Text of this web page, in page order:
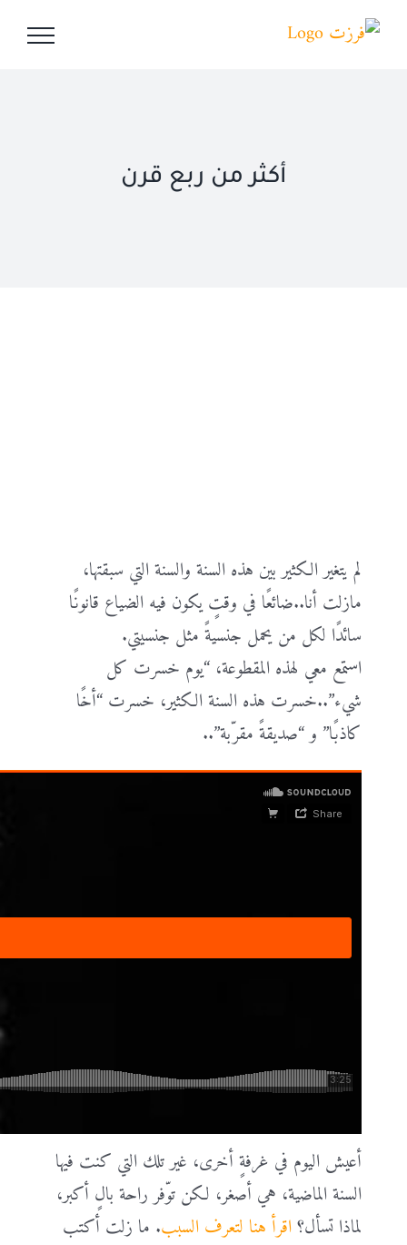
Skip
أكثر من ربع قرن
لم يتغير الكثير بين هذه السنة والسنة التي سبقتها،
مازلت أنا..ضائعًا في وقتٍ يكون فيه الضياع قانونًا
سائدًا لكل من يحمل جنسيةً مثل جنسيتي.
استمع معي لهذه المقطوعة، “يوم خسرت كل
شيء”..خسرت هذه السنة الكثير، خسرت “أخًا
كاذبًا” و “صديقةً مقرّبة”..
أعيش اليوم في غرفةٍ أخرى، غير تلك التي كنت فيها
السنة الماضية، هي أصغر، لكن توّفر راحة بالٍ أكبر،
لماذا تسأل؟اقرأ هنا لتعرف السبب. ما زلت أكتب